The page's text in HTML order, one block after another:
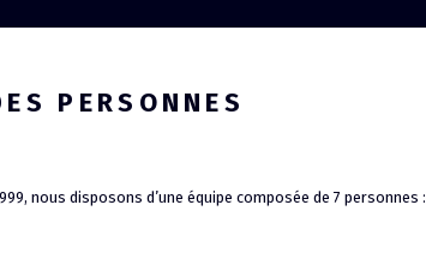
PERSONNES
nous disposons d’une équipe composée de 7 personnes :